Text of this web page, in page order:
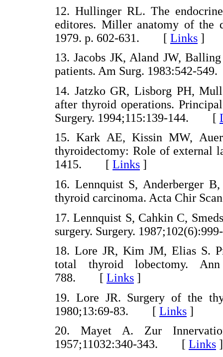
12. Hullinger RL. The
editores. Miller anatomy of the
1979. p. 602-631. [ Links ]
13. Jacobs JK, Aland JW,
patients. Am Surg. 1983:542-
14. Jatzko GR, Lisborg PH,
after thyroid operations.
Surgery. 1994;115:139-144. [
15. Kark AE, Kissin MW,
thyroidectomy: Role of external
1415. [ Links ]
16. Lennquist S, Anderberger
thyroid carcinoma. Acta Chir
17. Lennquist S, Cahkin C,
surgery. Surgery.
18. Lore JR, Kim JM, Elias S.
total thyroid lobectomy.
788. [ Links ]
19. Lore JR. Surgery of the
1980;13:69-83. [ Links ]
20. Mayet A. Zur
1957;11032:340-343. [ Links ]